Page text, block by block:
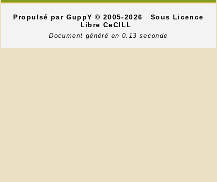
Propulsé par GuppY© 2005-2026
Sous Licence
Libre CeCILL
Document généré en 0.13 seconde